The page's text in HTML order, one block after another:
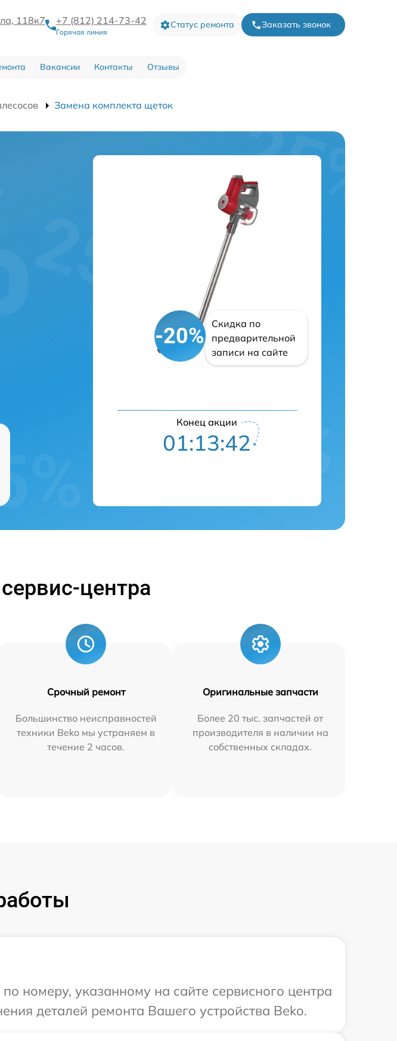
118к7 +7 (812) 214-73-42
Горячая линия
Статус ремонта Заказать звонок
Вакансии Контакты Отзывы
Замена комплекта щеток
-20%
Скидка по
предварительной
записи на сайте
Конец акции
01:13:41
центра
Срочный ремонт
Большинство неисправностей
техники Beko мы устраняем в
течение 2 часов.
Оригинальные запчасти
Более 20 тыс. запчастей от
производителя в наличии на
собственных складах.
номеру, указанному на сайте сервисного центра
деталей ремонта Вашего устройства Beko.